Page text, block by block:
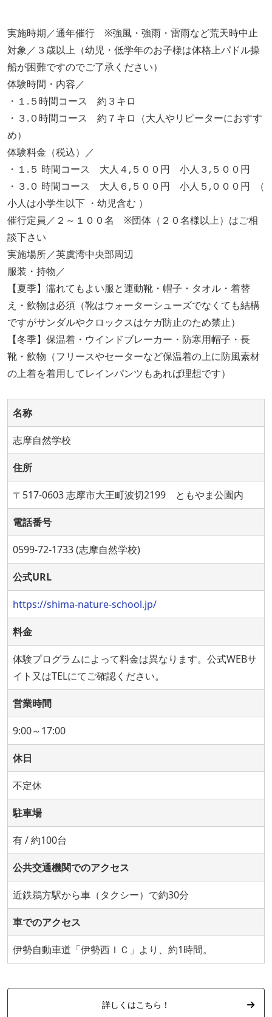
実施時期／通年催行 ※強風・強雨・雷雨など荒天時中止
対象／３歳以上（幼児・低学年のお子様は体格上パドル操
船が困難ですのでご了承ください）
体験時間・内容／
・１.５時間コース 約３キロ
・３.０時間コース 約７キロ（大人やリピーターにおすす
め）
体験料金（税込）／
・１.５ 時間コース 大人４,５００円 小人３,５００円
・３.０ 時間コース 大人６,５００円 小人５,０００円 （
小人は小学生以下 ・幼児含む ）
催行定員／２～１００名 ※団体（２０名様以上）はご相
談下さい
実施場所／英虞湾中央部周辺
服装・持物／
【夏季】濡れてもよい服と運動靴・帽子・タオル・着替
え・飲物は必須（靴はウォーターシューズでなくても結構
ですがサンダルやクロックスはケガ防止のため禁止）
【冬季】保温着・ウインドブレーカー・防寒用帽子・長
靴・飲物（フリースやセーターなど保温着の上に防風素材
の上着を着用してレインパンツもあれば理想です）
名称
志摩自然学校
住所
〒517-0603 志摩市大王町波切2199 ともやま公園内
電話番号
0599-72-1733 (志摩自然学校)
公式URL
https://shima-nature-school.jp/
料金
体験プログラムによって料金は異なります。公式WEBサ
イト又はTELにてご確認ください。
営業時間
9:00～17:00
休日
不定休
駐車場
有 / 約100台
公共交通機関でのアクセス
近鉄鵜方駅から車（タクシー）で約30分
車でのアクセス
伊勢自動車道「伊勢西ＩＣ」より、約1時間。
詳しくはこちら！